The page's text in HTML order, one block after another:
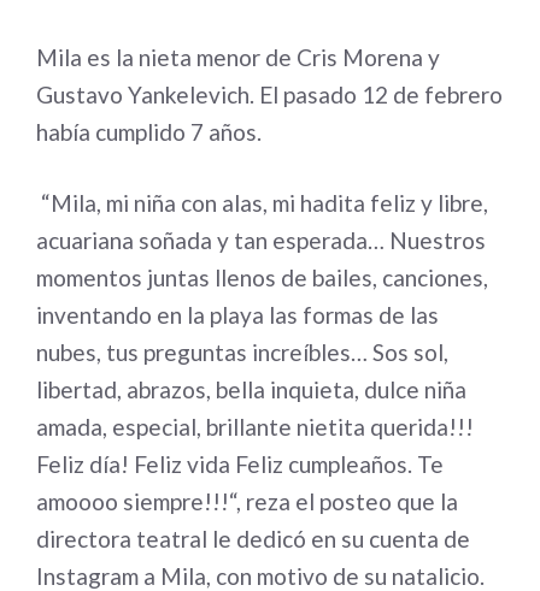
Mila es la nieta menor de Cris Morena y
Gustavo Yankelevich. El pasado 12 de febrero
había cumplido 7 años.
“Mila, mi niña con alas, mi hadita feliz y libre,
acuariana soñada y tan esperada… Nuestros
momentos juntas llenos de bailes, canciones,
inventando en la playa las formas de las
nubes, tus preguntas increíbles… Sos sol,
libertad, abrazos, bella inquieta, dulce niña
amada, especial, brillante nietita querida!!!
Feliz día! Feliz vida Feliz cumpleaños. Te
amoooo siempre!!!“, reza el posteo que la
directora teatral le dedicó en su cuenta de
Instagram a Mila, con motivo de su natalicio.